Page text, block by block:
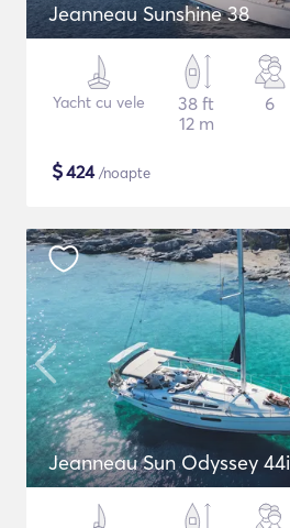
Jeanneau Sunshine 38
Yacht cu vele
38 ft
12 m
6
$424/noapte
Jeanneau Sun Odyssey 44i